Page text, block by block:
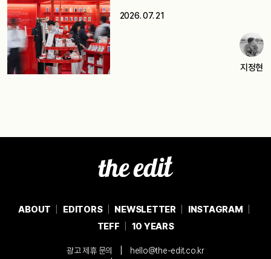
2026. 07. 21
지정현
ABOUT EDITORS NEWSLETTER
INSTAGRAM
TEFF
10 YEARS
광고 제휴 문의
hello@the-edit.co.kr